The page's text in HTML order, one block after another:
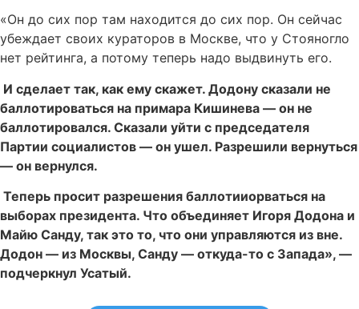
«Он до сих пор там находится до сих пор. Он сейчас
убеждает своих кураторов в Москве, что у Стояногло
нет рейтинга, а потому теперь надо выдвинуть его.
И сделает так, как ему скажет. Додону сказали не
баллотироваться на примара Кишинева — он не
баллотировался. Сказали уйти с председателя
Партии социалистов — он ушел. Разрешили вернуться
— он вернулся.
Теперь просит разрешения баллотииорваться на
выборах президента. Что объединяет Игоря Додона и
Майю Санду, так это то, что они управляются из вне.
Додон — из Москвы, Санду — откуда-то с Запада», —
подчеркнул Усатый.